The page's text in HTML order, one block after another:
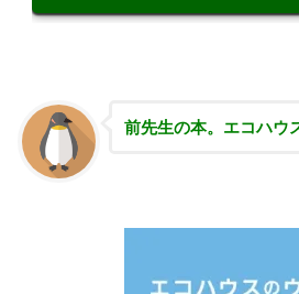
前先生の本。エコハウ